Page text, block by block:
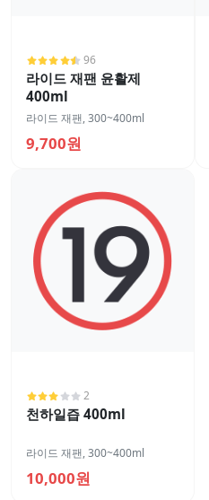
96
라이드 재팬 윤활제
400ml
라이드 재팬,300~400ml
9,700원
2
천하일즙 400ml
라이드 재팬,300~400ml
10,000원